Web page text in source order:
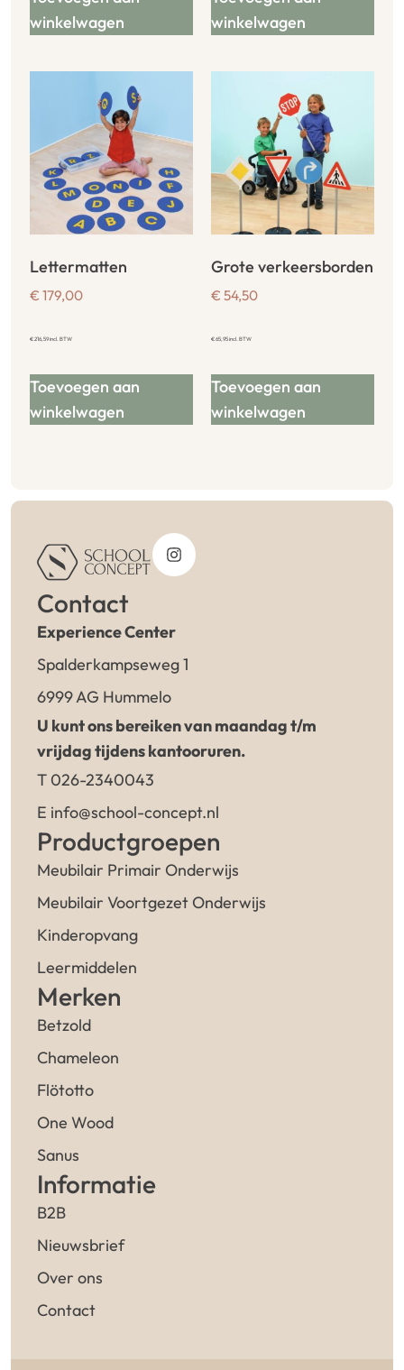
winkelwagen
winkelwagen
Lettermatten
€ 179,00
€216,59incl. BTW
Toevoegen aan
winkelwagen
Grote verkeersborden
€ 54,50
€65,95incl. BTW
Toevoegen aan
winkelwagen
Contact
Experience Center
Spalderkampseweg 1
6999 AG Hummelo
U kunt ons bereiken van maandag t/m
vrijdag tijdens kantooruren.
T 026-2340043
E info@school-concept.nl
Productgroepen
Meubilair Primair Onderwijs
Meubilair Voortgezet Onderwijs
Kinderopvang
Leermiddelen
Merken
Betzold
Chameleon
Flötotto
One Wood
Sanus
Informatie
B2B
Nieuwsbrief
Over ons
Contact